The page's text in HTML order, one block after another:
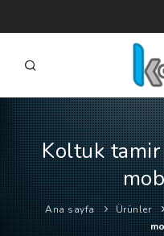
FIRMALAR
ÜRÜNLER
NASIL ÇALIŞIR?
Koltuk
Ana sayfa Ürünler